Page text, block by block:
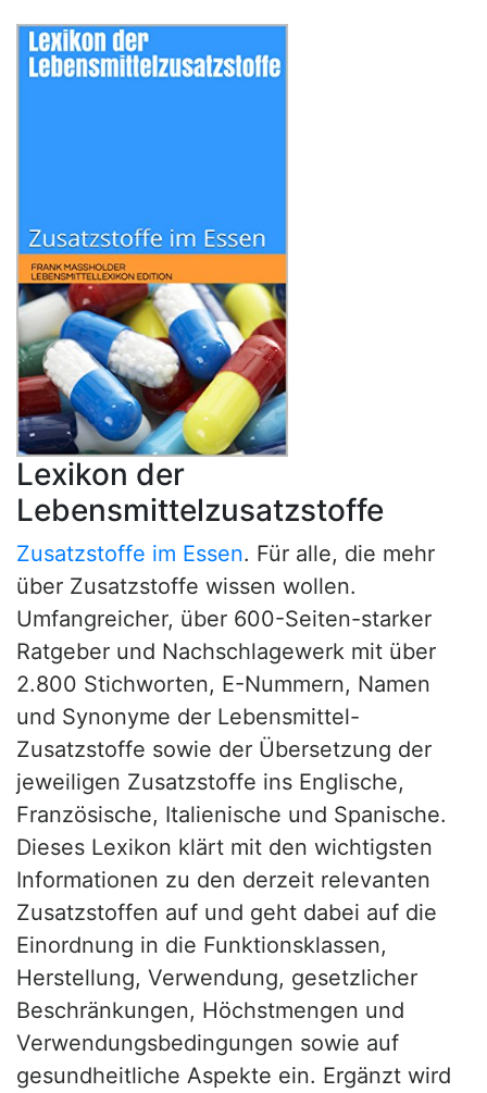
Lexikon der
Lebensmittelzusatzstoffe
Zusatzstoffe im Essen. Für alle, die mehr
über Zusatzstoffe wissen wollen.
Umfangreicher, über 600-Seiten-starker
Ratgeber und Nachschlagewerk mit über
2.800 Stichworten, E-Nummern, Namen
und Synonyme der Lebensmittel-
Zusatzstoffe sowie der Übersetzung der
jeweiligen Zusatzstoffe ins Englische,
Französische, Italienische und Spanische.
Dieses Lexikon klärt mit den wichtigsten
Informationen zu den derzeit relevanten
Zusatzstoffen auf und geht dabei auf die
Einordnung in die Funktionsklassen,
Herstellung, Verwendung, gesetzlicher
Beschränkungen, Höchstmengen und
Verwendungsbedingungen sowie auf
gesundheitliche Aspekte ein. Ergänzt wird